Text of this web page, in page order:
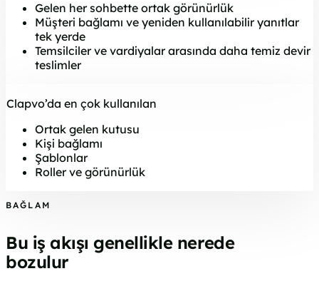
Gelen her sohbette ortak görünürlük
Müşteri bağlamı ve yeniden kullanılabilir yanıtlar
tek yerde
Temsilciler ve vardiyalar arasında daha temiz devir
teslimler
Clapvo’da en çok kullanılan
Ortak gelen kutusu
Kişi bağlamı
Şablonlar
Roller ve görünürlük
BAĞLAM
Bu iş akışı genellikle nerede
bozulur